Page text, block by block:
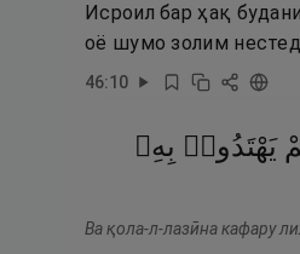
Исроил бар ҳақ
оё шумо золим
46:10
يَهْتَدُوا۟ بِهِۦ
Ва қола-л-лазӣна кафару